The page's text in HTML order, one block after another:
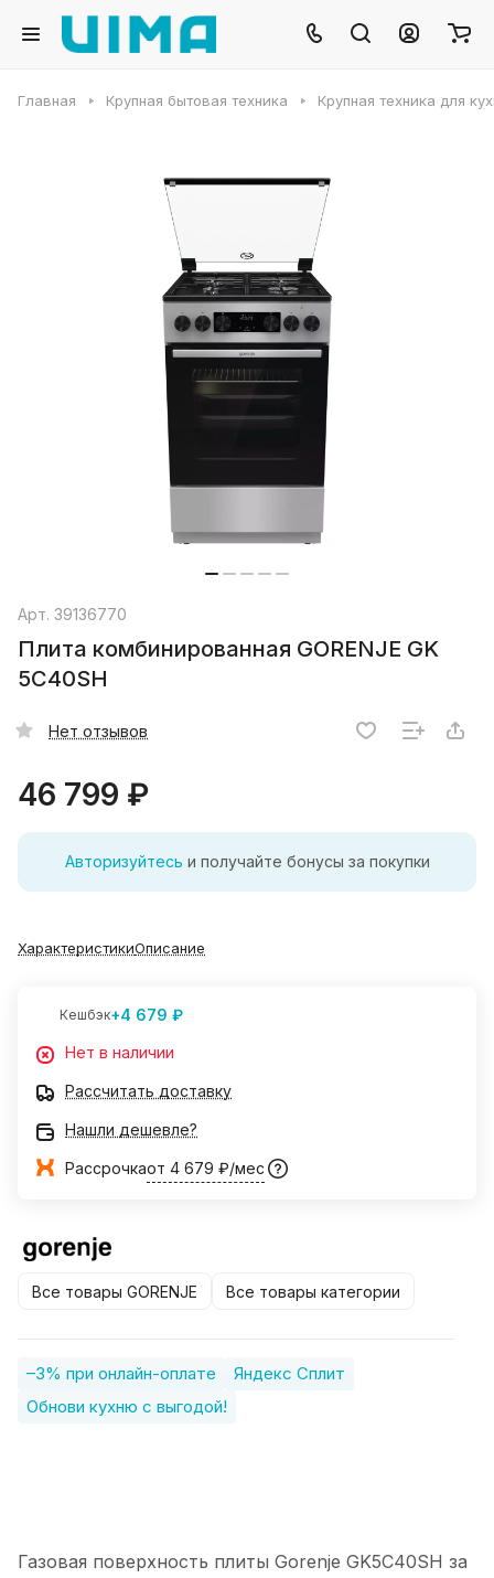
Главная Крупная бытовая техника Крупная техника для
Арт. 39136770
Плита комбинированная GORENJE GK
5C40SH
Нет отзывов
46 799 ₽
Авторизуйтесь и получайте бонусы за покупки
ХарактеристикиОписание
Кешбэк+4 679 ₽
Нет в наличии
Рассчитать доставку
Нашли дешевле?
Рассрочкаот 4 679 ₽/мес
Все товары GORENJE Все товары категории
–3% при онлайн-оплате
Яндекс Сплит
Обнови кухню с выгодой!
Газовая поверхность плиты Gorenje GK5C40SH за